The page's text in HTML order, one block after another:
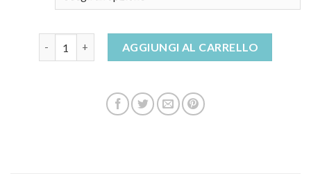
AGGIUNGI AL CARRELLO